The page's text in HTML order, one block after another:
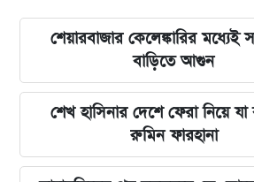
শেয়ারবাজার কেলেঙ্কারির মধ্যেই
বাড়িতে আগুন
শেখ হাসিনার দেশে ফেরা নিয়ে
রুমিন ফারহানা